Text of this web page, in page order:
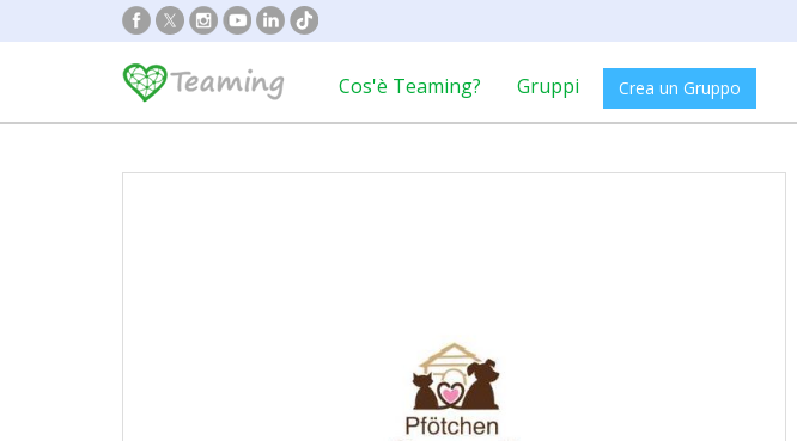
Cos'è Teaming? Gruppi Crea un Gruppo